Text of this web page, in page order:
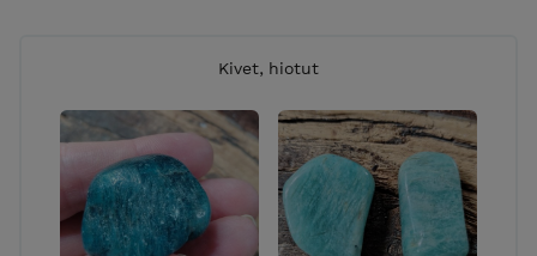
Kivet, hiotut